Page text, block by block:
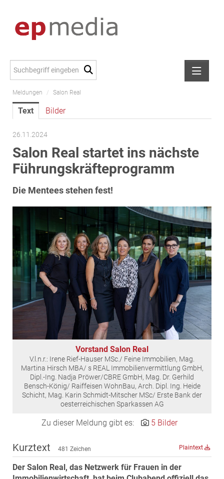
Meldungen
Alexander Peer
amb Development
ATL Immoinvest
AURE Immobilien
Austria Sotheby's International Realty
City Park Vienna
CTP Österreich
EDEX Immobilien
EPHIC Group
epmedia Werbeagentur
ESTINA Immobilien
Grossmann + Kaswurm Immobilien
Gutwerk Immobilien Treuhand
HANDLER Gruppe
HARING Group + WINEGG Realitäten
HNP architects
IG Immobilien
IMMOcontract
MST Muhr
ÖKO-Wohnbau
Meldungen / Salon Real
Text Bilder
26.11.2024
Salon Real startet ins nächste
Führungskräfteprogramm
Die Mentees stehen fest!
Vorstand Salon Real
V.l.n.r.: Irene Rief-Hauser MSc./ Feine Immobilien, Mag.
Martina Hirsch MBA/ s REAL Immobilienvermittlung GmbH,
Dipl.-Ing. Nadja Pröwer/CBRE GmbH, Mag. Dr. Gerhild
Bensch-König/ Raiffeisen WohnBau, Arch. Dipl. Ing. Heide
Schicht, Mag. Karin Schmidt-Mitscher MSc/ Erste Bank der
oesterreichischen Sparkassen AG
Zu dieser Meldung gibt es: 5 Bilder
Kurztext 481 Zeichen Plaintext
Der Salon Real, das Netzwerk für Frauen in der